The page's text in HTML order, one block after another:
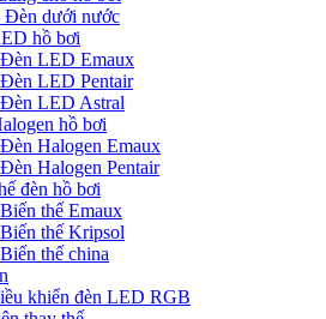
dưới nước
hồ bơi
Đèn LED Emaux
Đèn LED Pentair
Đèn LED Astral
hồ bơi
Đèn Halogen Emaux
Đèn Halogen Pentair
đèn hồ bơi
Biến thế Emaux
Biến thế Kripsol
Biến thế china
khiển đèn LED RGB